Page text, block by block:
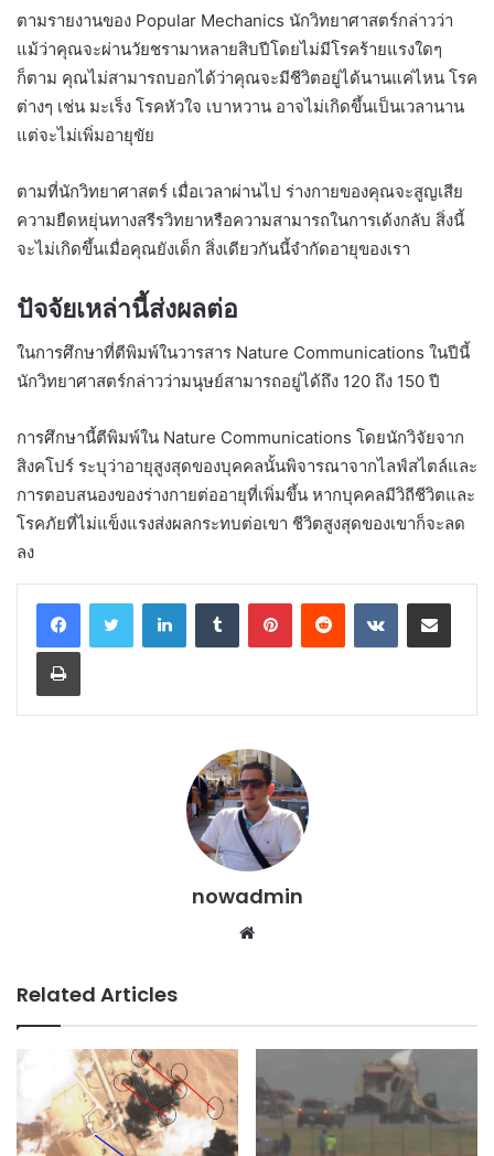
ตามรายงานของ Popular Mechanics นักวิทยาศาสตร์กล่าวว่า
แม้ว่าคุณจะผ่านวัยชรามาหลายสิบปีโดยไม่มีโรคร้ายแรงใดๆ
ก็ตาม คุณไม่สามารถบอกได้ว่าคุณจะมีชีวิตอยู่ได้นานแค่ไหน โรค
ต่างๆ เช่น มะเร็ง โรคหัวใจ เบาหวาน อาจไม่เกิดขึ้นเป็นเวลานาน
แต่จะไม่เพิ่มอายุขัย
ตามที่นักวิทยาศาสตร์ เมื่อเวลาผ่านไป ร่างกายของคุณจะสูญเสีย
ความยืดหยุ่นทางสรีรวิทยาหรือความสามารถในการเด้งกลับ สิ่งนี้
จะไม่เกิดขึ้นเมื่อคุณยังเด็ก สิ่งเดียวกันนี้จำกัดอายุของเรา
ปัจจัยเหล่านี้ส่งผลต่อ
ในการศึกษาที่ตีพิมพ์ในวารสาร Nature Communications ในปีนี้
นักวิทยาศาสตร์กล่าวว่ามนุษย์สามารถอยู่ได้ถึง 120 ถึง 150 ปี
การศึกษานี้ตีพิมพ์ใน Nature Communications โดยนักวิจัยจาก
สิงคโปร์ ระบุว่าอายุสูงสุดของบุคคลนั้นพิจารณาจากไลฟ์สไตล์และ
การตอบสนองของร่างกายต่ออายุที่เพิ่มขึ้น หากบุคคลมีวิถีชีวิตและ
โรคภัยที่ไม่แข็งแรงส่งผลกระทบต่อเขา ชีวิตสูงสุดของเขาก็จะลด
ลง
LinkedInTumblr PinterestReddit VKontakteShare via Email
Print
nowadmin
Website
Related Articles